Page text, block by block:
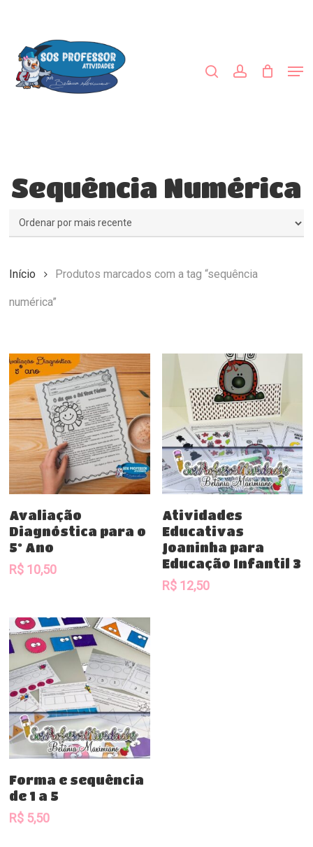
content
Sequência Numérica
Início Produtos marcados com a tag “sequência
numérica”
Comprar
Avaliação
Diagnóstica para o
5º Ano
R$ 10,50
Comprar
Atividades
Educativas
Joaninha para
Educação Infantil 3
R$12,50
Comprar
Forma e sequência
de 1 a 5
R$ 5,50